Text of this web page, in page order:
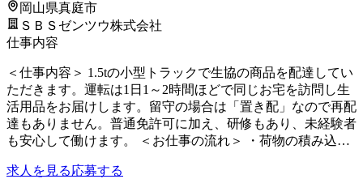
岡山県真庭市
ＳＢＳゼンツウ株式会社
仕事内容
＜仕事内容＞ 1.5tの小型トラックで生協の商品を配達してい
ただきます。運転は1日1～2時間ほどで同じお宅を訪問し生
活用品をお届けします。留守の場合は「置き配」なので再配
達もありません。普通免許可に加え、研修もあり、未経験者
も安心して働けます。 ＜お仕事の流れ＞ ・荷物の積み込…
求人を見る応募する